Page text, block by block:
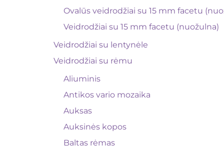
Ovalūs veidrodžiai su 15 mm facetu
Veidrodžiai su 15 mm facetu (nuožulna)
Veidrodžiai su lentynėle
Veidrodžiai su rėmu
Aliuminis
Antikos vario mozaika
Auksas
Auksinės kopos
Baltas rėmas